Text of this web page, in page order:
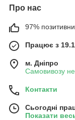
Про нас
97%
Працює з
м. Дніпро
Самовивозу
Контакти
Сьогодні
Показати